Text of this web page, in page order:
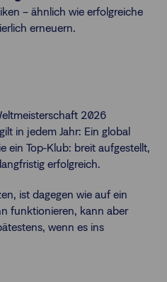
– ähnlich wie erfolgreiche
erneuern.
2026
in jedem Jahr: Ein global
ein Top-Klub: breit aufgestellt,
erfolgreich.
ist dagegen wie auf ein
funktionieren, kann aber
wenn es ins